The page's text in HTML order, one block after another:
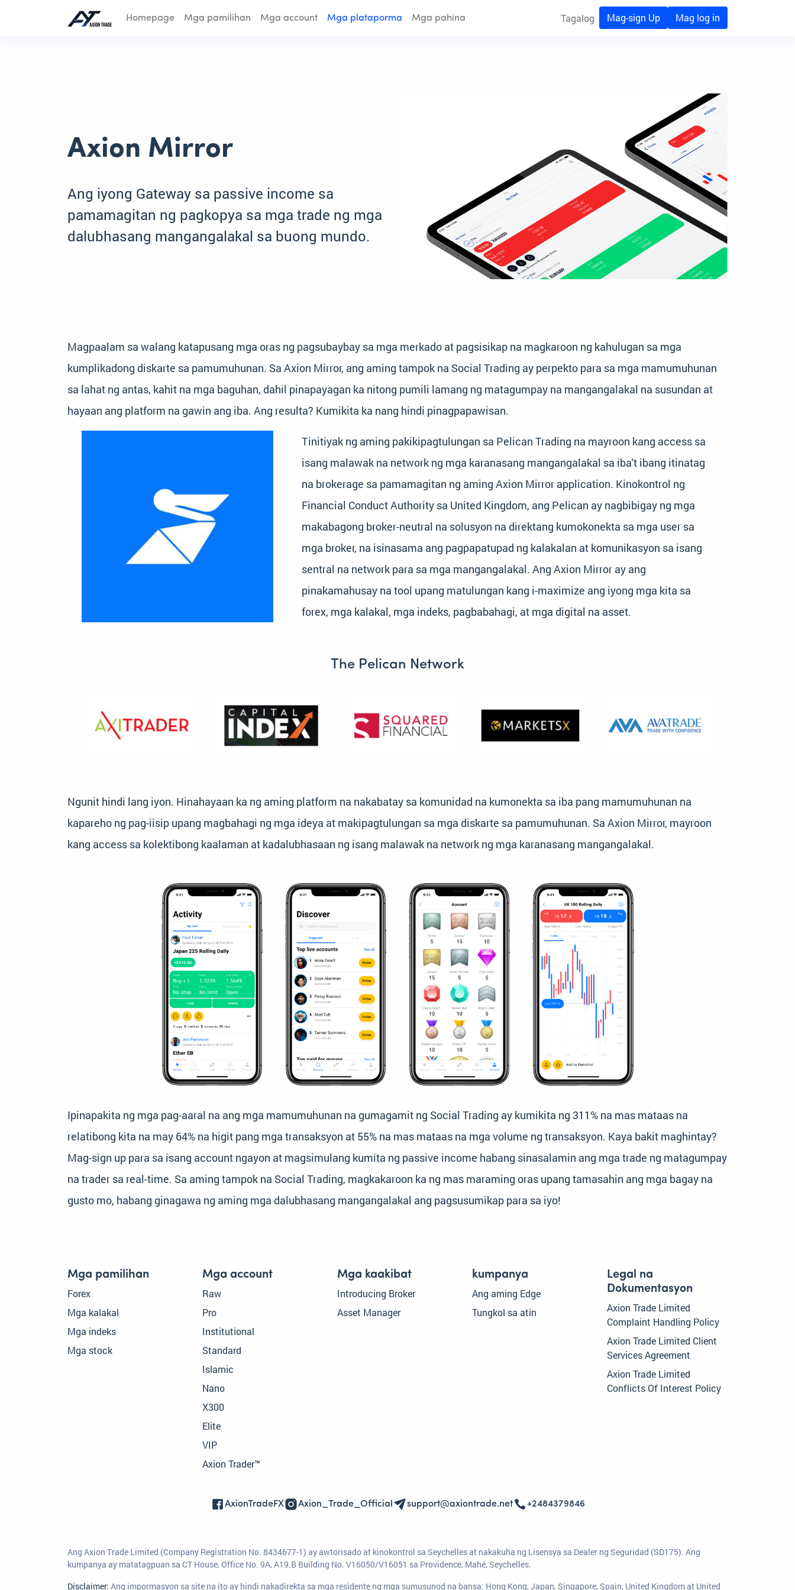
Homepage Mga pamilihan Mga account Mga plataporma Mga pahina Tagalog Mag-sign Up Mag log in
Axion Mirror
Ang iyong Gateway sa passive income sa
pamamagitan ng pagkopya sa mga trade ng mga
dalubhasang mangangalakal sa buong mundo.
Magpaalam sa walang katapusang mga oras ng pagsubaybay sa mga merkado at pagsisikap na magkaroon ng kahulugan sa mga
kumplikadong diskarte sa pamumuhunan. Sa Axion Mirror, ang aming tampok na Social Trading ay perpekto para sa mga mamumuhunan
sa lahat ng antas, kahit na mga baguhan, dahil pinapayagan ka nitong pumili lamang ng matagumpay na mangangalakal na susundan at
hayaan ang platform na gawin ang iba. Ang resulta? Kumikita ka nang hindi pinagpapawisan.
Tinitiyak ng aming pakikipagtulungan sa Pelican Trading na mayroon kang access sa
isang malawak na network ng mga karanasang mangangalakal sa iba't ibang itinatag
na brokerage sa pamamagitan ng aming Axion Mirror application. Kinokontrol ng
Financial Conduct Authority sa United Kingdom, ang Pelican ay nagbibigay ng mga
makabagong broker-neutral na solusyon na direktang kumokonekta sa mga user sa
mga broker, na isinasama ang pagpapatupad ng kalakalan at komunikasyon sa isang
sentral na network para sa mga mangangalakal. Ang Axion Mirror ay ang
pinakamahusay na tool upang matulungan kang i-maximize ang iyong mga kita sa
forex, mga kalakal, mga indeks, pagbabahagi, at mga digital na asset.
The Pelican Network
Ngunit hindi lang iyon. Hinahayaan ka ng aming platform na nakabatay sa komunidad na kumonekta sa iba pang mamumuhunan na
kapareho ng pag-iisip upang magbahagi ng mga ideya at makipagtulungan sa mga diskarte sa pamumuhunan. Sa Axion Mirror, mayroon
kang access sa kolektibong kaalaman at kadalubhasaan ng isang malawak na network ng mga karanasang mangangalakal.
Ipinapakita ng mga pag-aaral na ang mga mamumuhunan na gumagamit ng Social Trading ay kumikita ng 311% na mas mataas na
relatibong kita na may 64% na higit pang mga transaksyon at 55% na mas mataas na mga volume ng transaksyon. Kaya bakit maghintay?
Mag-sign up para sa isang account ngayon at magsimulang kumita ng passive income habang sinasalamin ang mga trade ng matagumpay
na trader sa real-time. Sa aming tampok na Social Trading, magkakaroon ka ng mas maraming oras upang tamasahin ang mga bagay na
gusto mo, habang ginagawa ng aming mga dalubhasang mangangalakal ang pagsusumikap para sa iyo!
Mga pamilihan
Forex
Mga kalakal
Mga indeks
Mga stock
Mga account
Raw
Pro
Institutional
Standard
Islamic
Nano
X300
Elite
VIP
Axion Trader™
Mga kaakibat
Introducing Broker
Asset Manager
kumpanya
Ang aming Edge
Tungkol sa atin
Legal na
Dokumentasyon
Axion Trade Limited
Complaint Handling Policy
Axion Trade Limited Client
Services Agreement
Axion Trade Limited
Conflicts Of Interest Policy
AxionTradeFX Axion_Trade_Official support@axiontrade.net +2484379846
Ang Axion Trade Limited (Company Registration No. 8434677-1) ay awtorisado at kinokontrol sa Seychelles at nakakuha ng Lisensya sa Dealer ng Seguridad (SD175). Ang
kumpanya ay matatagpuan sa CT House, Office No. 9A, A19.B Building No. V16050/V16051 sa Providence, Mahé, Seychelles.
Disclaimer: Ang impormasyon sa site na ito ay hindi nakadirekta sa mga residente ng mga sumusunod na bansa: Hong Kong, Japan, Singapore, Spain, United Kingdom at United